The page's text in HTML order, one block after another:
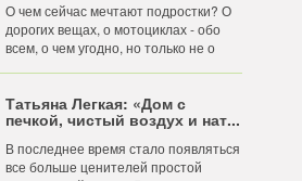
О чем сейчас мечтают подростки? О
дорогих вещах, о мотоциклах - обо
всем, о чем угодно, но только не о
Татьяна Легкая: «Дом с
печкой, чистый воздух и нат...
В последнее время стало появляться
все больше ценителей простой